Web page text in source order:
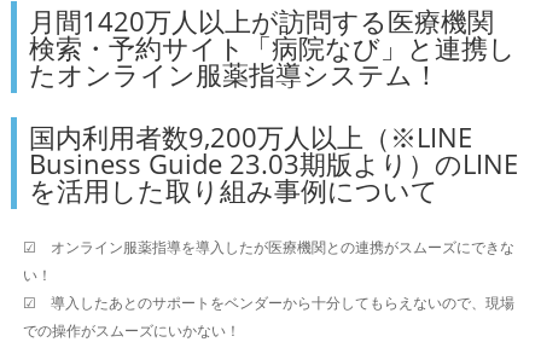
月間1420万人以上が訪問する医療機関
検索・予約サイト「病院なび」と連携し
たオンライン服薬指導システム！
国内利用者数9,200万人以上（※LINE
Business Guide 23.03期版より）のLINE
を活用した取り組み事例について
☑ オンライン服薬指導を導入したが医療機関との連携がスムーズにできな
い！
☑ 導入したあとのサポートをベンダーから十分してもらえないので、現場
での操作がスムーズにいかない！